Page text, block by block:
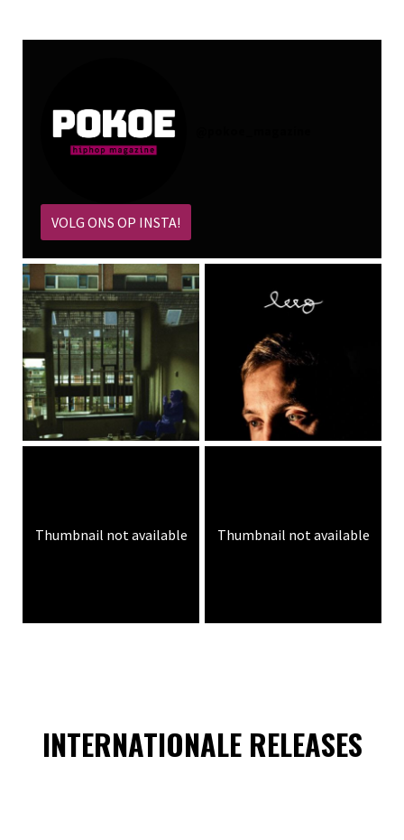
VOLG ONS OP INSTA!
Thumbnail not available Thumbnail not available
INTERNATIONALE RELEASES